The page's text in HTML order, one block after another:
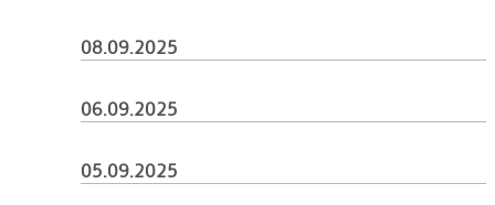
08.09.2025
06.09.2025
05.09.2025